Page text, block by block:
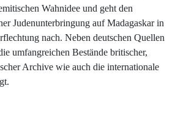
Wahnidee und geht den
Judenunterbringung auf Madagaskar in
nach. Neben deutschen Quellen
umfangreichen Bestände britischer,
Archive wie auch die internationale